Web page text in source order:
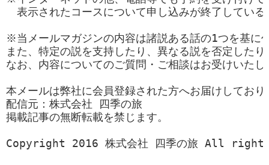
表示されたコースについて申し込みが終了してい
※当メールマガジンの内容は諸説ある話の1つを基に
また、特定の説を支持したり、異なる説を否定した
なお、内容についてのご質問・ご相談はお受けいたし
本メールは弊社に会員登録された方へお届けしており
配信元：株式会社 四季の旅
掲載記事の無断転載を禁じます。
Copyright 2016 株式会社 四季の旅 All